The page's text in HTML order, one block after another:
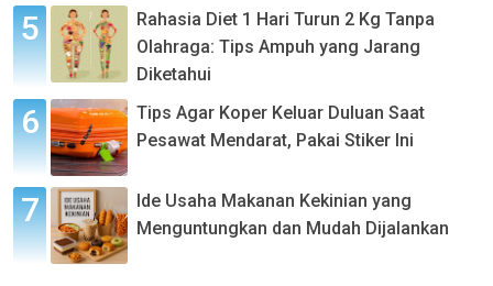
Rahasia Diet 1 Hari Turun 2 Kg Tanpa
Olahraga: Tips Ampuh yang Jarang
Diketahui
Tips Agar Koper Keluar Duluan Saat
Pesawat Mendarat, Pakai Stiker Ini
Ide Usaha Makanan Kekinian yang
Menguntungkan dan Mudah Dijalankan